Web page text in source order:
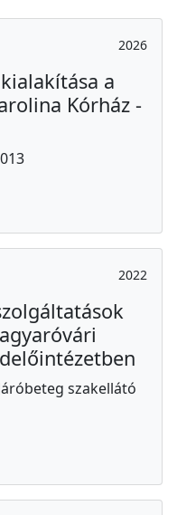
2026
a
Kórház -
2022
szakellátó